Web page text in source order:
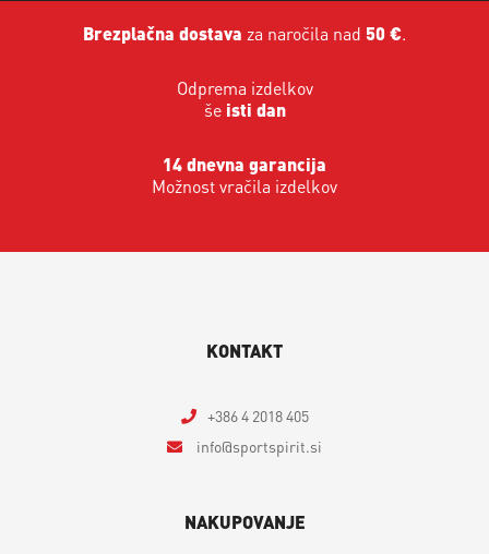
Brezplačna dostava za naročila nad 50 €.
Odprema izdelkov
še isti dan
14 dnevna garancija
Možnost vračila izdelkov
KONTAKT
+386 4 2018 405
info
sportspirit.si
NAKUPOVANJE